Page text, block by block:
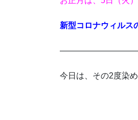
新型コロナウィルス
今日は、その2度染